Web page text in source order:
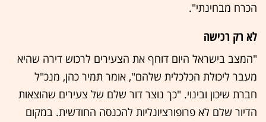
הכרח מבחינתי".
לא רק רכישה
"המצב בישראל היום דוחף את הצעירים לרכוש דירה שהיא
מעבר ליכולת הכלכלית שלהם", אומר תמיר כהן, מנכ"ל
חברת שיכון ובינוי. "כך נוצר דור שלם של צעירים שהוצאות
הדיור שלם לא פרופורציונליות להכנסה החודשית. במקום